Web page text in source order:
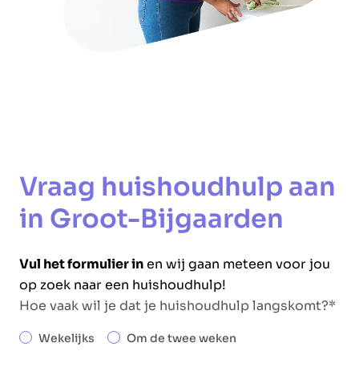
Vraag huishoudhulp aan
in Groot-Bijgaarden
Vul het formulier inen wij gaan meteen voor jou
op zoek naar een huishoudhulp!
Hoe vaak wil je dat je huishoudhulp langskomt?
Wekelijks Om de twee weken